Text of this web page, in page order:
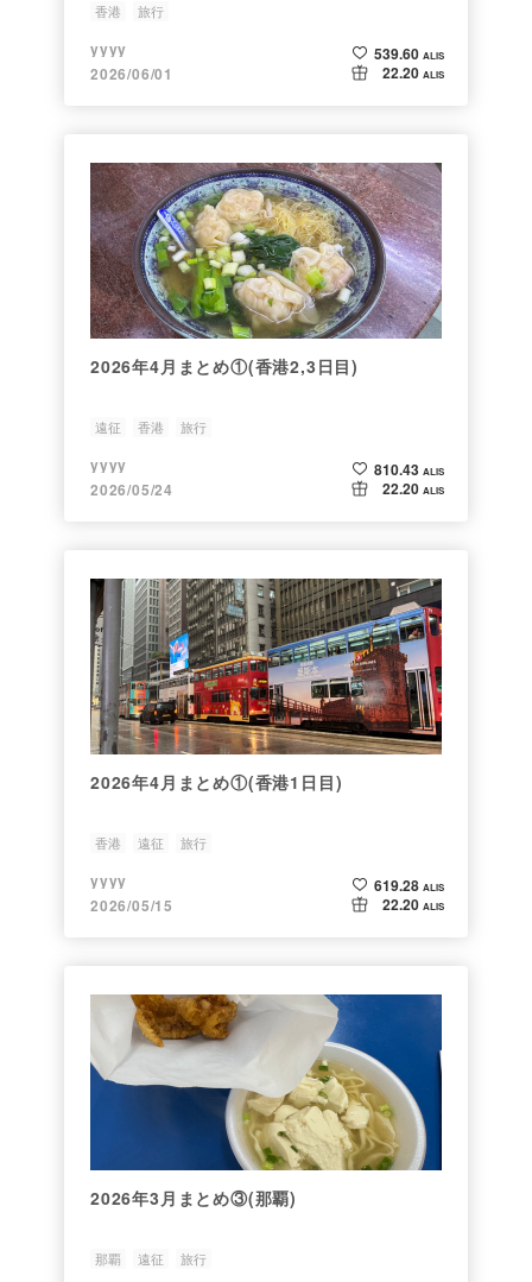
香港 旅行
yyyy
2026/06/01
539.60 ALIS
22.20 ALIS
2026年4月まとめ①(香港2,3日目)
遠征 香港 旅行
yyyy
2026/05/24
810.43 ALIS
22.20 ALIS
2026年4月まとめ①(香港1日目)
香港 遠征 旅行
yyyy
2026/05/15
619.28 ALIS
22.20 ALIS
2026年3月まとめ③(那覇)
那覇 遠征 旅行